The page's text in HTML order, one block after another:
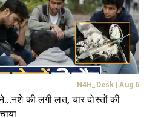
N4H_Desk | Aug 6
की लगी लत, चार दोस्तों की